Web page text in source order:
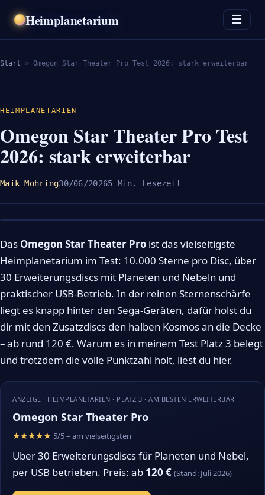
Heimplanetarium ☰
Start » Omegon Star Theater Pro Test 2026: stark erweiterbar
HEIMPLANETARIEN
Omegon Star Theater Pro Test
2026: stark erweiterbar
Maik Möhring30/06/20265 Min. Lesezeit
Das Omegon Star Theater Pro ist das vielseitigste
Heimplanetarium im Test: 10.000 Sterne pro Disc, über
30 Erweiterungsdiscs mit Planeten und Nebeln und
praktischer USB-Betrieb. In der reinen Sternenschärfe
liegt es knapp hinter den Sega-Geräten, dafür holst du
dir mit den Zusatzdiscs den halben Kosmos an die Decke
– ab rund 120 €. Warum es in meinem Test Platz 3 belegt
und trotzdem die volle Punktzahl holt, liest du hier.
ANZEIGE · HEIMPLANETARIEN · PLATZ 3 · AM BESTEN ERWEITERBAR
Omegon Star Theater Pro
★★★★★ 5/5 – am vielseitigsten
Über 30 Erweiterungsdiscs für Planeten und Nebel,
per USB betrieben. Preis: ab 120 € (Stand: Juli 2026)